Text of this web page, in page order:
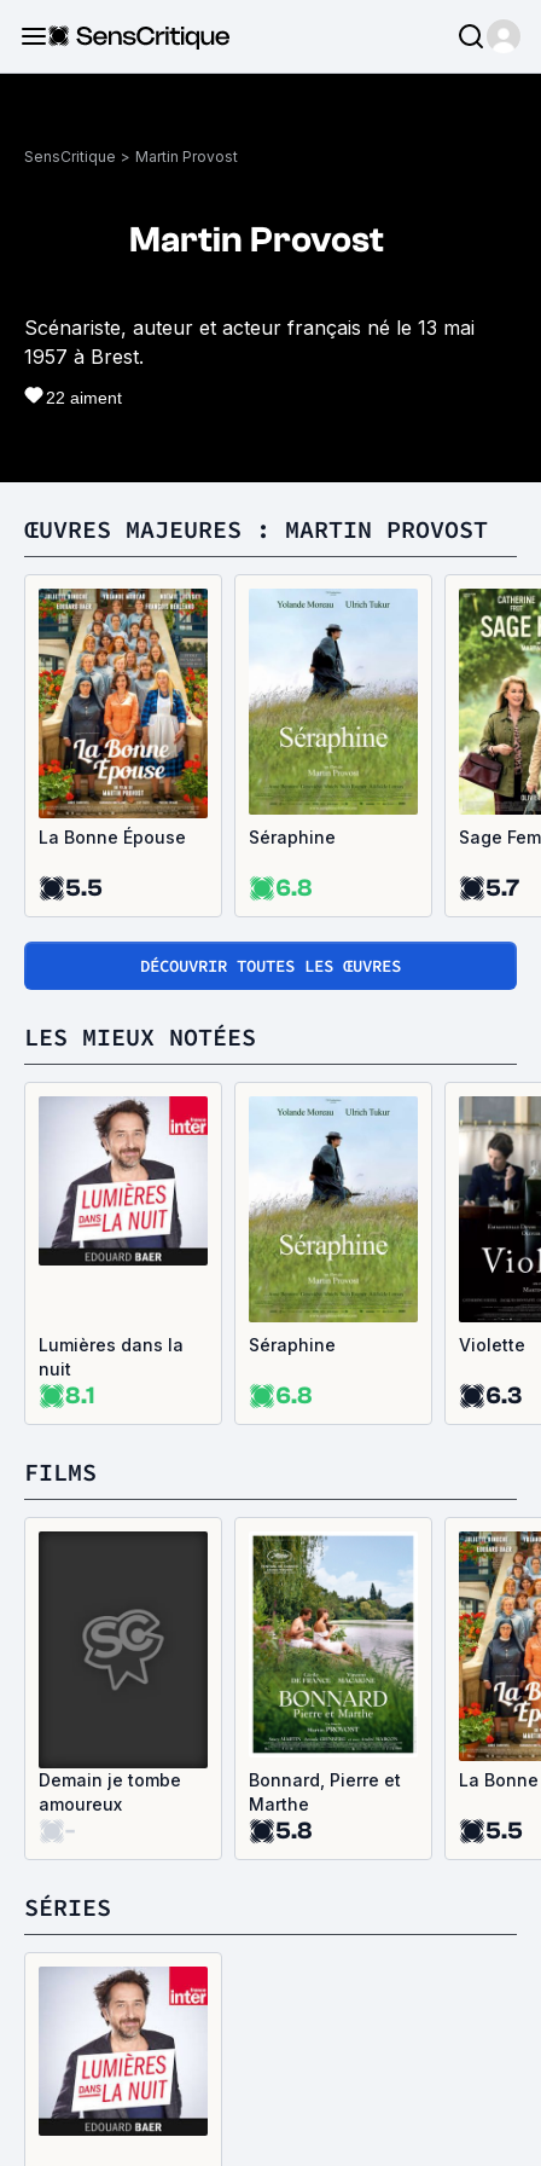
SensCritique > Martin Provost
Martin Provost
Scénariste, auteur et acteur français né le 13 mai
1957 à Brest.
22 aiment
ŒUVRES MAJEURES : MARTIN PROVOST
La Bonne Épouse
5.5
Séraphine
6.8
Sage
5.7
DÉCOUVRIR TOUTES LES ŒUVRES
LES MIEUX NOTÉES
Lumières dans la
nuit
8.1
Séraphine
6.8
Violette
6.3
FILMS
Demain je tombe
amoureux
-
Bonnard, Pierre et
Marthe
5.8
La
5.5
SÉRIES